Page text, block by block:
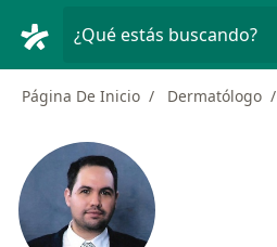
¿Qué estás buscando?
Página De Inicio Dermatólogo